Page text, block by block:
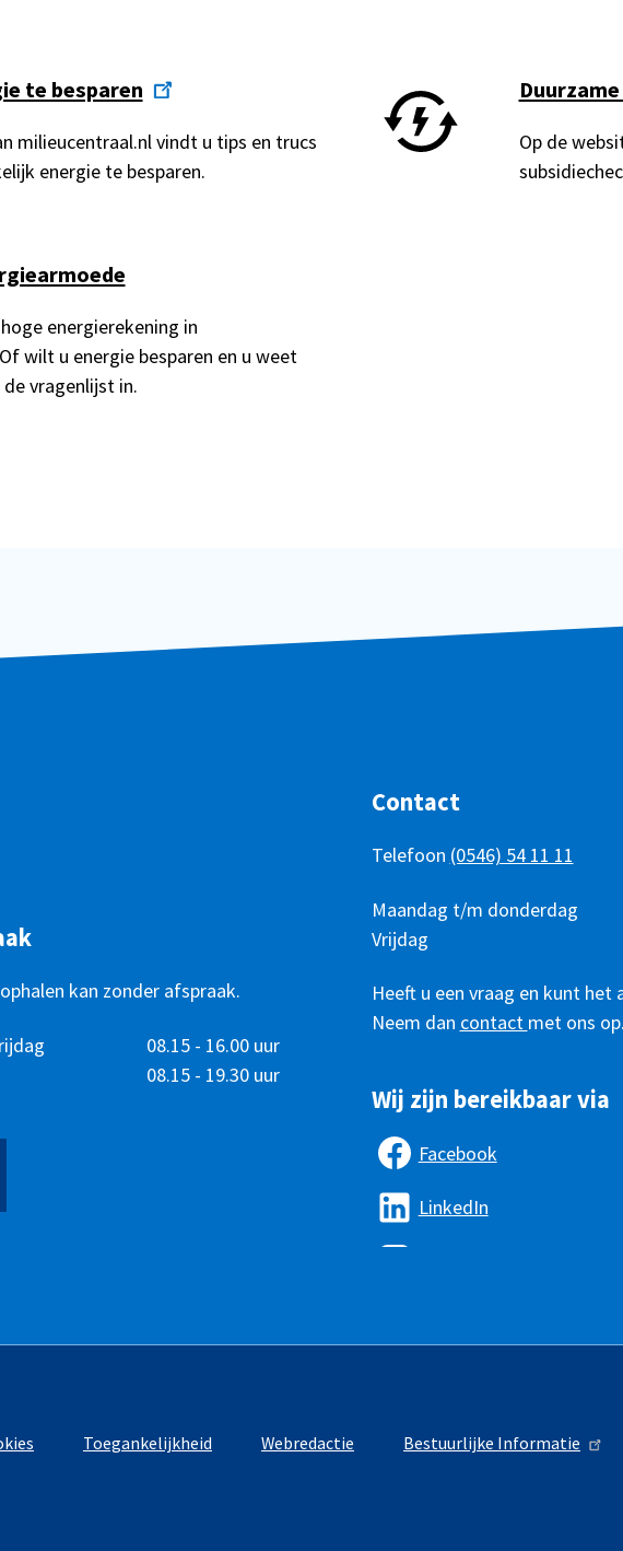
te besparen
milieucentraal.nl vindt u tips en trucs
energie te besparen.
Op de
energierekening in
wilt u energie besparen en u weet
de vragenlijst in.
kan zonder afspraak.
08.15 - 16.00 uur
08.15 - 19.30 uur
Contact
Telefoon (0546) 54 11 11
Telefonisch
bereikbaar
DagTijd
Maandag t/m donderdag
Vrijdag
Heeft u een vraag en kunt
Neem dan contact met ons op.
Wij zijn bereikbaar via
Facebook
LinkedIn
Toegankelijkheid Webredactie Bestuurlijke Informatie